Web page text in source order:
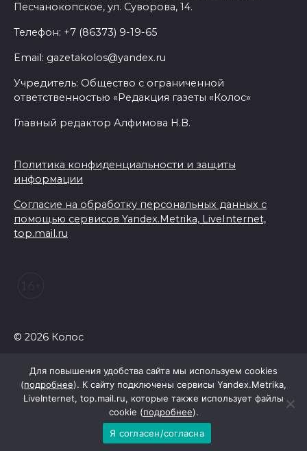
Песчанокопское, ул. Суворова, 14.
Телефон: +7 (86373) 9-19-65
Email: gazetakolos@yandex.ru
Учредитель: Общество с ограниченной
ответственностью «Редакция газеты «Колос»
Главный редактор Алфимова Н.В.
Политика конфиденциальности и защиты
информации
Согласие на обработку персональных данных с
помощью сервисов Yandex.Metrika, LiveInternet,
top.mail.ru
© 2026 Колос
Для повышения удобства сайта мы используем cookies
(подробнее). К сайту подключены сервисы Yandex.Metrika,
LiveInternet, top.mail.ru, которые также использует файлы
cookie (подробнее).
Я согласен/согласна